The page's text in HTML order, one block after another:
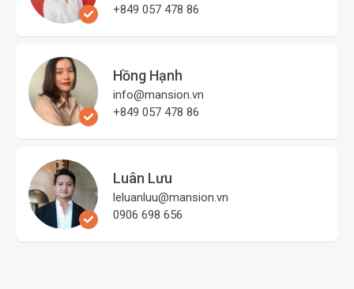
+849 057 478 86
Hồng Hạnh
info@mansion.vn
+849 057 478 86
Luân Lưu
leluanluu@mansion.vn
0906 698 656